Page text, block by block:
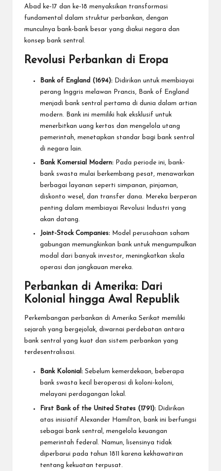
Abad ke-17 dan ke-18 menyaksikan transformasi
fundamental dalam struktur perbankan, dengan
munculnya bank-bank besar yang diakui negara dan
konsep bank sentral.
Revolusi Perbankan di Eropa
Bank of England (1694): Didirikan untuk membiayai
perang Inggris melawan Prancis, Bank of England
menjadi bank sentral pertama di dunia dalam artian
modern. Bank ini memiliki hak eksklusif untuk
menerbitkan uang kertas dan mengelola utang
pemerintah, menetapkan standar bagi bank sentral
di negara lain.
Bank Komersial Modern: Pada periode ini, bank-
bank swasta mulai berkembang pesat, menawarkan
berbagai layanan seperti simpanan, pinjaman,
diskonto wesel, dan transfer dana. Mereka berperan
penting dalam membiayai Revolusi Industri yang
akan datang.
Joint-Stock Companies: Model perusahaan saham
gabungan memungkinkan bank untuk mengumpulkan
modal dari banyak investor, meningkatkan skala
operasi dan jangkauan mereka.
Perbankan di Amerika: Dari
Kolonial hingga Awal Republik
Perkembangan perbankan di Amerika Serikat memiliki
sejarah yang bergejolak, diwarnai perdebatan antara
bank sentral yang kuat dan sistem perbankan yang
terdesentralisasi.
Bank Kolonial: Sebelum kemerdekaan, beberapa
bank swasta kecil beroperasi di koloni-koloni,
melayani perdagangan lokal.
First Bank of the United States (1791): Didirikan
atas inisiatif Alexander Hamilton, bank ini berfungsi
sebagai bank sentral, mengelola keuangan
pemerintah federal. Namun, lisensinya tidak
diperbarui pada tahun 1811 karena kekhawatiran
tentang kekuatan terpusat.